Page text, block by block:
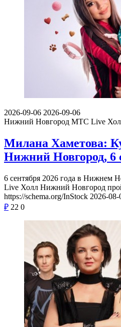
2026-09-06 2026-09-06
Нижний Новгород МТС Live
Милана Хаметова:
Нижний Новгород, 6
6 сентября 2026 года в Нижнем
Live Холл Нижний Новгород
https://schema.org/InStock 2026-
₽ 22 0